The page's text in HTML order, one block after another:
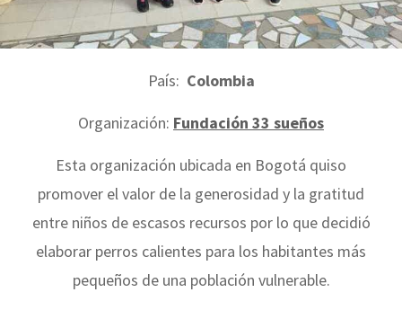
País: Colombia
Organización: Fundación 33 sueños
Esta organización ubicada en Bogotá quiso
promover el valor de la generosidad y la gratitud
entre niños de escasos recursos por lo que decidió
elaborar perros calientes para los habitantes más
pequeños de una población vulnerable.